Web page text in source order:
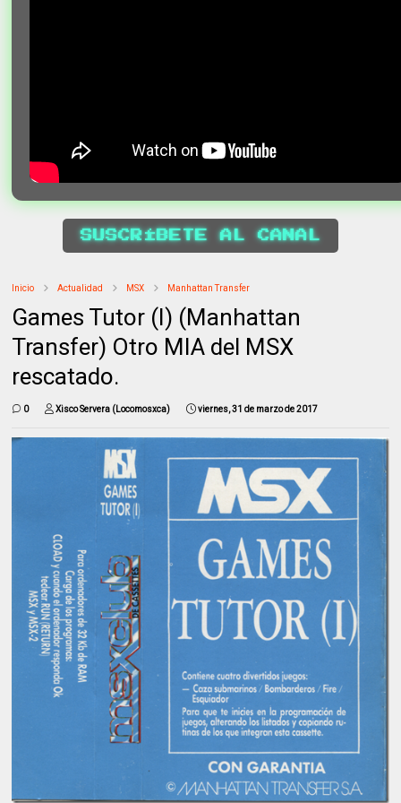
SUSCRÍBETE AL CANAL
Inicio Actualidad MSX Manhattan Transfer
Games Tutor (I) (Manhattan
Transfer) Otro MIA del MSX
rescatado.
0 Xisco Servera (Locomosxca) viernes, 31 de marzo de 2017